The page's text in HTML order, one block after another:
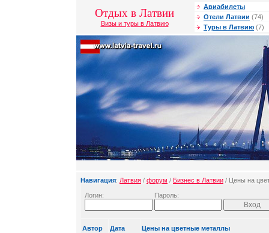
Отдых в Латвии
Визы и туры в Латвию
Авиабилеты
Отели Латвии (74)
Туры в Латвию (7)
Навигация: Латвия / форум / Бизнес в Латвии / Цены на
Логин: Пароль:
Автор Дата Цены на цветные металлы